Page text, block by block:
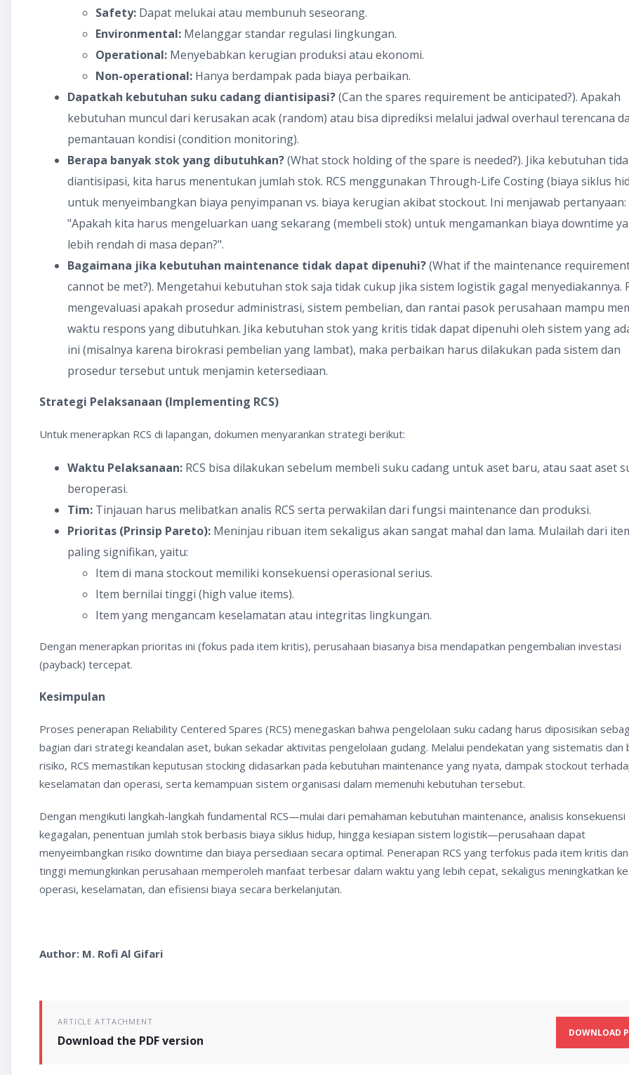
Safety: Dapat melukai atau membunuh seseorang.
Environmental: Melanggar standar regulasi lingkungan.
Operational: Menyebabkan kerugian produksi atau ekonomi.
Non-operational: Hanya berdampak pada biaya perbaikan.
Dapatkah kebutuhan suku cadang diantisipasi?(Can the spares requirement be anticipated?). Apakah
kebutuhan muncul dari kerusakan acak (random) atau bisa diprediksi melalui jadwal overhaul terencana
pemantauan kondisi (condition monitoring).
Berapa banyak stok yang dibutuhkan?(What stock holding of the spare is needed?). Jika kebutuhan
diantisipasi, kita harus menentukan jumlah stok. RCS menggunakan Through-Life Costing (biaya siklus
untuk menyeimbangkan biaya penyimpanan vs. biaya kerugian akibat stockout. Ini menjawab pertanyaan:
"Apakah kita harus mengeluarkan uang sekarang (membeli stok) untuk mengamankan biaya downtime
lebih rendah di masa depan?".
Bagaimana jika kebutuhan maintenance tidak dapat dipenuhi?(What if the maintenance
cannot be met?). Mengetahui kebutuhan stok saja tidak cukup jika sistem logistik gagal menyediakannya.
mengevaluasi apakah prosedur administrasi, sistem pembelian, dan rantai pasok perusahaan mampu
waktu respons yang dibutuhkan. Jika kebutuhan stok yang kritis tidak dapat dipenuhi oleh sistem yang
ini (misalnya karena birokrasi pembelian yang lambat), maka perbaikan harus dilakukan pada sistem dan
prosedur tersebut untuk menjamin ketersediaan.
Strategi Pelaksanaan (Implementing RCS)
Untuk menerapkan RCS di lapangan, dokumen menyarankan strategi berikut:
Waktu Pelaksanaan: RCS bisa dilakukan sebelum membeli suku cadang untuk aset baru, atau saat aset
beroperasi.
Tim: Tinjauan harus melibatkan analis RCS serta perwakilan dari fungsi maintenance dan produksi.
Prioritas (Prinsip Pareto): Meninjau ribuan item sekaligus akan sangat mahal dan lama. Mulailah dari
paling signifikan, yaitu:
Item di mana stockout memiliki konsekuensi operasional serius.
Item bernilai tinggi (high value items).
Item yang mengancam keselamatan atau integritas lingkungan.
Dengan menerapkan prioritas ini (fokus pada item kritis), perusahaan biasanya bisa mendapatkan pengembalian investasi
(payback) tercepat.
Kesimpulan
Proses penerapan Reliability Centered Spares (RCS) menegaskan bahwa pengelolaan suku cadang harus diposisikan
bagian dari strategi keandalan aset, bukan sekadar aktivitas pengelolaan gudang. Melalui pendekatan yang sistematis dan
risiko, RCS memastikan keputusan stocking didasarkan pada kebutuhan maintenance yang nyata, dampak stockout
keselamatan dan operasi, serta kemampuan sistem organisasi dalam memenuhi kebutuhan tersebut.
Dengan mengikuti langkah-langkah fundamental RCS—mulai dari pemahaman kebutuhan maintenance, analisis konsekuensi
kegagalan, penentuan jumlah stok berbasis biaya siklus hidup, hingga kesiapan sistem logistik—perusahaan dapat
menyeimbangkan risiko downtime dan biaya persediaan secara optimal. Penerapan RCS yang terfokus pada item kritis
tinggi memungkinkan perusahaan memperoleh manfaat terbesar dalam waktu yang lebih cepat, sekaligus meningkatkan
operasi, keselamatan, dan efisiensi biaya secara berkelanjutan.
Author: M. Rofi Al Gifari
ARTICLE ATTACHMENT
Download the PDF version
DOWNLOAD